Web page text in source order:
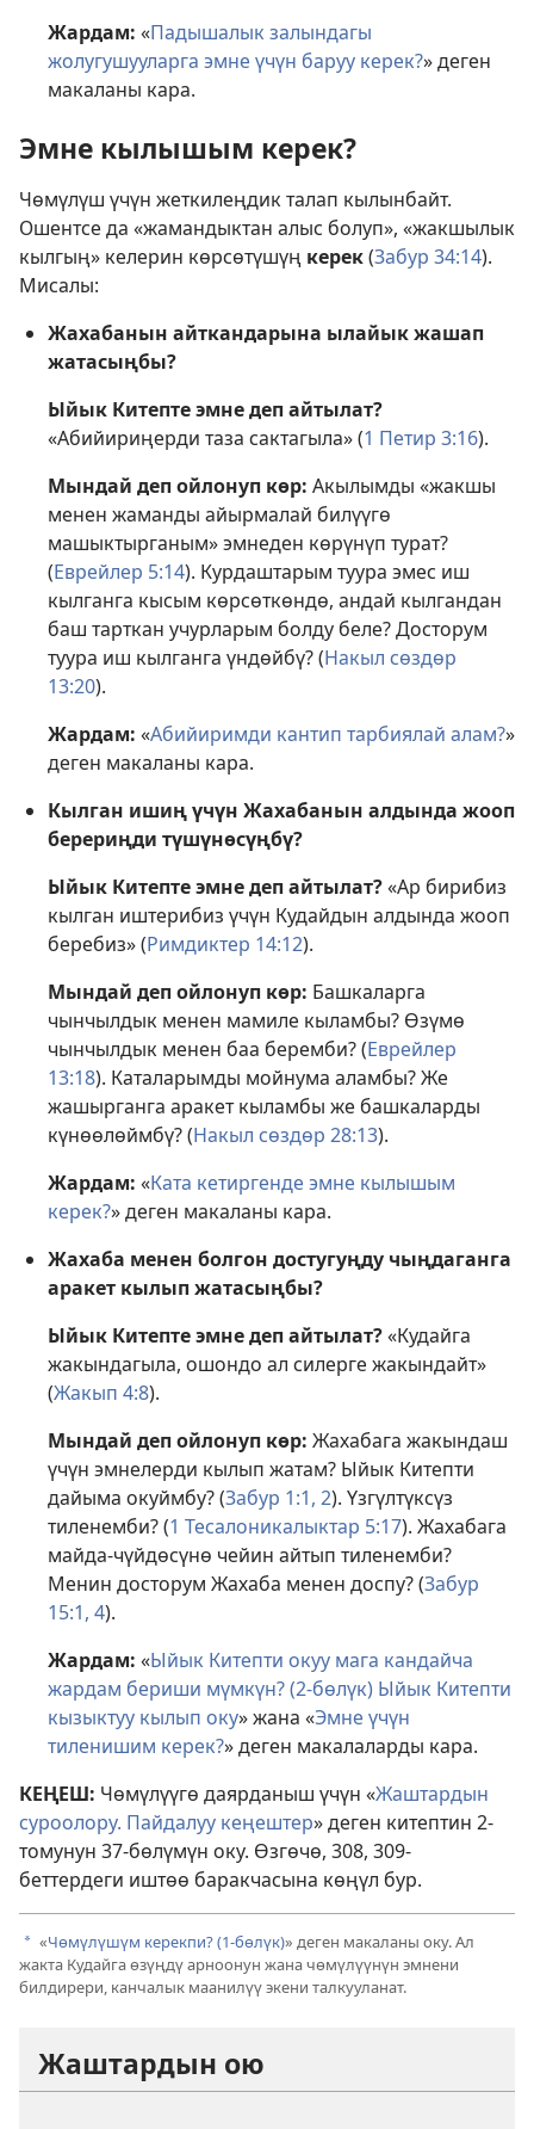
Жардам: «Падышалык залындагы
жолугушууларга эмне үчүн баруу керек?» деген
макаланы кара.
Эмне кылышым керек?
Чөмүлүш үчүн жеткилеңдик талап кылынбайт.
Ошентсе да «жамандыктан алыс болуп», «жакшылык
кылгың» келерин көрсөтүшүң керек(Забур 34:14).
Мисалы:
Жахабанын айткандарына ылайык жашап
жатасыңбы?
Ыйык Китепте эмне деп айтылат?
«Абийириңерди таза сактагыла» (1 Петир 3:16).
Мындай деп ойлонуп көр: Акылымды «жакшы
менен жаманды айырмалай билүүгө
машыктырганым» эмнеден көрүнүп турат?
(Еврейлер 5:14). Курдаштарым туура эмес иш
кылганга кысым көрсөткөндө, андай кылгандан
баш тарткан учурларым болду беле? Досторум
туура иш кылганга үндөйбү? (Накыл сөздөр
13:20).
Жардам: «Абийиримди кантип тарбиялай алам?»
деген макаланы кара.
Кылган ишиң үчүн Жахабанын алдында жооп
берериңди түшүнөсүңбү?
Ыйык Китепте эмне деп айтылат?«Ар бирибиз
кылган иштерибиз үчүн Кудайдын алдында жооп
беребиз» (Римдиктер 14:12).
Мындай деп ойлонуп көр: Башкаларга
чынчылдык менен мамиле кыламбы? Өзүмө
чынчылдык менен баа беремби? (Еврейлер
13:18). Каталарымды мойнума аламбы? Же
жашырганга аракет кыламбы же башкаларды
күнөөлөймбү? (Накыл сөздөр 28:13).
Жардам: «Ката кетиргенде эмне кылышым
керек?» деген макаланы кара.
Жахаба менен болгон достугуңду чыңдаганга
аракет кылып жатасыңбы?
Ыйык Китепте эмне деп айтылат?«Кудайга
жакындагыла, ошондо ал силерге жакындайт»
(Жакып 4:8).
Мындай деп ойлонуп көр: Жахабага жакындаш
үчүн эмнелерди кылып жатам? Ыйык Китепти
дайыма окуймбу? (Забур 1:1, 2). Үзгүлтүксүз
тиленемби? (1 Тесалоникалыктар 5:17). Жахабага
майда-чүйдөсүнө чейин айтып тиленемби?
Менин досторум Жахаба менен доспу? (Забур
15:1, 4).
Жардам: «Ыйык Китепти окуу мага кандайча
жардам бериши мүмкүн? (2-бөлүк) Ыйык Китепти
кызыктуу кылып оку» жана «Эмне үчүн
тиленишим керек?» деген макалаларды кара.
КЕҢЕШ: Чөмүлүүгө даярданыш үчүн «Жаштардын
суроолору. Пайдалуу кеңештер» деген китептин 2-
томунун 37-бөлүмүн оку. Өзгөчө, 308, 309-
беттердеги иштөө баракчасына көңүл бур.
a «Чөмүлүшүм керекпи? (1-бөлүк)» деген макаланы оку. Ал
жакта Кудайга өзүңдү арноонун жана чөмүлүүнүн эмнени
билдирери, канчалык маанилүү экени талкууланат.
Жаштардын ою